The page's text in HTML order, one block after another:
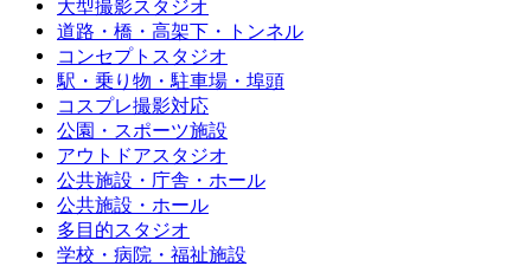
大型撮影スタジオ
道路・橋・高架下・トンネル
コンセプトスタジオ
駅・乗り物・駐車場・埠頭
コスプレ撮影対応
公園・スポーツ施設
アウトドアスタジオ
公共施設・庁舎・ホール
公共施設・ホール
多目的スタジオ
学校・病院・福祉施設